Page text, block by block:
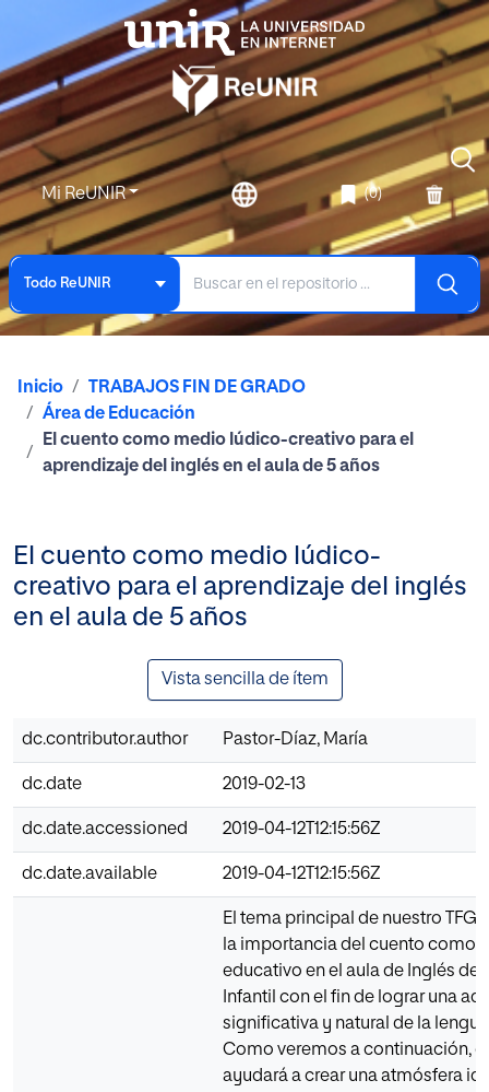
Mi ReUNIR (0)
Todo ReUNIR
Inicio
TRABAJOS FIN DE GRADO
Área de Educación
El cuento como medio lúdico-creativo para el
aprendizaje del inglés en el aula de 5 años
El cuento como medio lúdico-
creativo para el aprendizaje del inglés
en el aula de 5 años
Vista sencilla de ítem
dc.contributor.author Pastor-Díaz, María
dc.date 2019-02-13
dc.date.accessioned 2019-04-12T12:15:56Z
dc.date.available 2019-04-12T12:15:56Z
El tema principal de nuestro TFG
la importancia del cuento como
educativo en el aula de Inglés de
Infantil con el fin de lograr una
significativa y natural de la
Como veremos a continuación,
ayudará a crear una atmósfera